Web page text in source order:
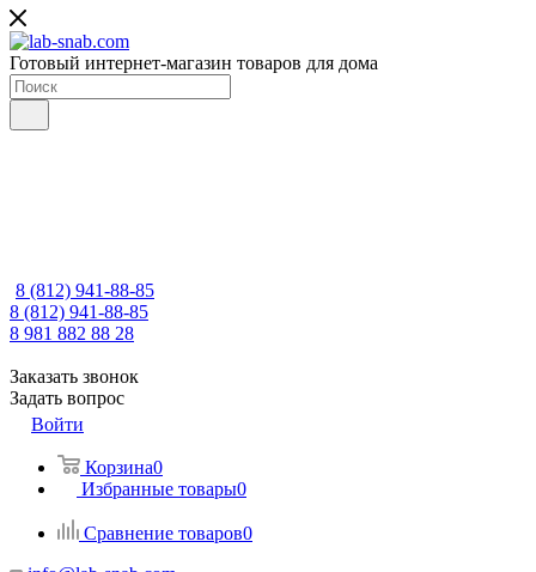
Готовый интернет-магазин товаров для дома
8 (812) 941-88-85
8 (812) 941-88-85
8 981 882 88 28
Заказать звонок
Задать вопрос
Войти
Корзина0
Избранные товары0
Сравнение товаров0